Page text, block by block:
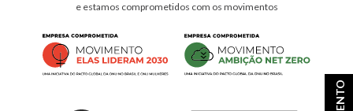
e estamos comprometidos com os movimentos